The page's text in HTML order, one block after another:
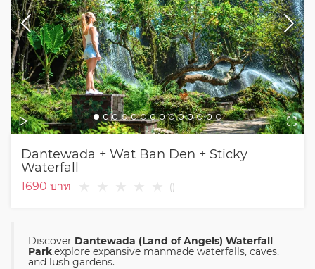
Dantewada + Wat Ban Den + Sticky
Waterfall
1690 บาท ()
Discover Dantewada (Land of Angels) Waterfall
Park,explore expansive manmade waterfalls, caves,
and lush gardens.